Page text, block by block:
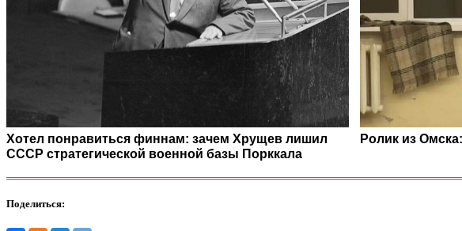
Хотел понравиться финнам: зачем Хрущев лишил
СССР стратегической военной базы Порккала
Ролик из
Поделиться: